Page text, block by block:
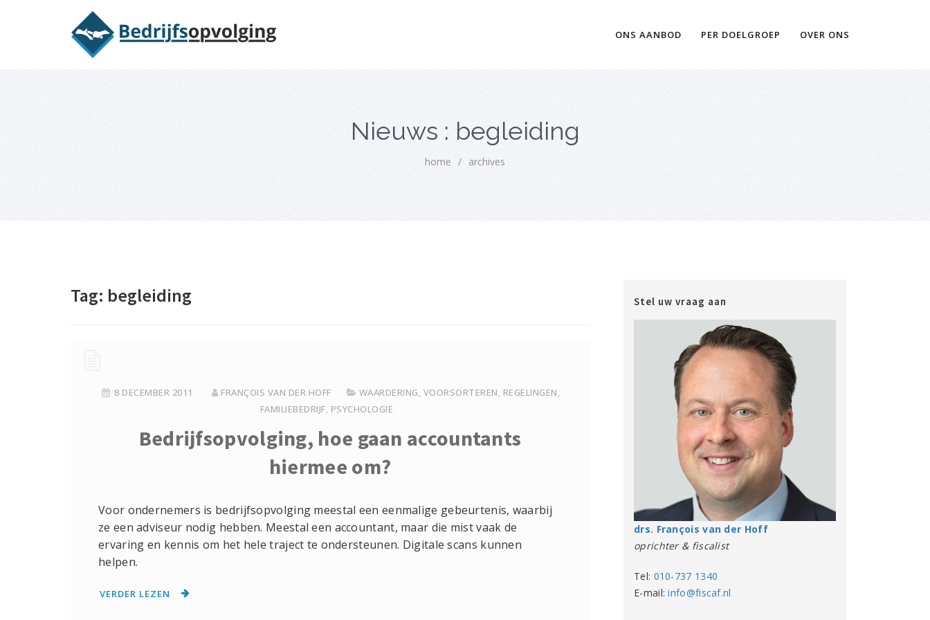
ONS AANBOD PER DOELGROEP OVER ONS
Nieuws : begleiding
home / archives
Tag: begleiding
8 DECEMBER 2011 FRANÇOIS VAN DER HOFF WAARDERING, VOORSORTEREN, REGELINGEN,
FAMILIEBEDRIJF, PSYCHOLOGIE
Bedrijfsopvolging, hoe gaan accountants
hiermee om?
Voor ondernemers is bedrijfsopvolging meestal een eenmalige gebeurtenis, waarbij
ze een adviseur nodig hebben. Meestal een accountant, maar die mist vaak de
ervaring en kennis om het hele traject te ondersteunen. Digitale scans kunnen
helpen.
VERDER LEZEN
Stel uw vraag aan
drs. François van der Hoff
oprichter & fiscalist
Tel: 010-737 1340
E-mail:info@fiscaf.nl
Oriëntatiememo bedrijfsopvolging voor fiscaal juridisch advies